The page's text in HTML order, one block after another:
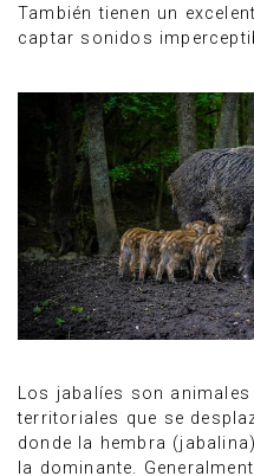
También tienen un
captar sonidos
Los jabalíes son
territoriales que se
donde la hembra
la dominante.